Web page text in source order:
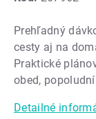
5,0
z
5
hviezdičiek.
Prehľadný
cesty aj na
Praktické
obed,
Detailné